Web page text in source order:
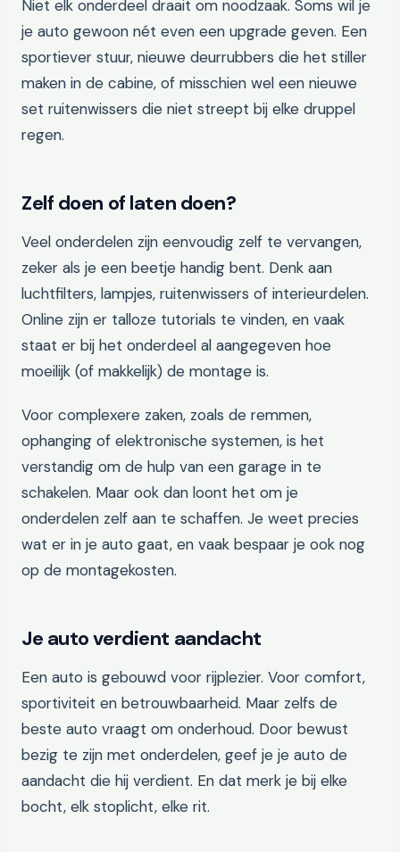
Niet elk onderdeel draait om noodzaak. Soms wil je
je auto gewoon nét even een upgrade geven. Een
sportiever stuur, nieuwe deurrubbers die het stiller
maken in de cabine, of misschien wel een nieuwe
set ruitenwissers die niet streept bij elke druppel
regen.
Zelf doen of laten doen?
Veel onderdelen zijn eenvoudig zelf te vervangen,
zeker als je een beetje handig bent. Denk aan
luchtfilters, lampjes, ruitenwissers of interieurdelen.
Online zijn er talloze tutorials te vinden, en vaak
staat er bij het onderdeel al aangegeven hoe
moeilijk (of makkelijk) de montage is.
Voor complexere zaken, zoals de remmen,
ophanging of elektronische systemen, is het
verstandig om de hulp van een garage in te
schakelen. Maar ook dan loont het om je
onderdelen zelf aan te schaffen. Je weet precies
wat er in je auto gaat, en vaak bespaar je ook nog
op de montagekosten.
Je auto verdient aandacht
Een auto is gebouwd voor rijplezier. Voor comfort,
sportiviteit en betrouwbaarheid. Maar zelfs de
beste auto vraagt om onderhoud. Door bewust
bezig te zijn met onderdelen, geef je je auto de
aandacht die hij verdient. En dat merk je bij elke
bocht, elk stoplicht, elke rit.